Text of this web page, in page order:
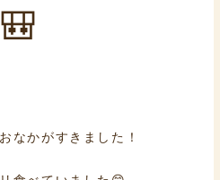
🎒
なかがすきました！